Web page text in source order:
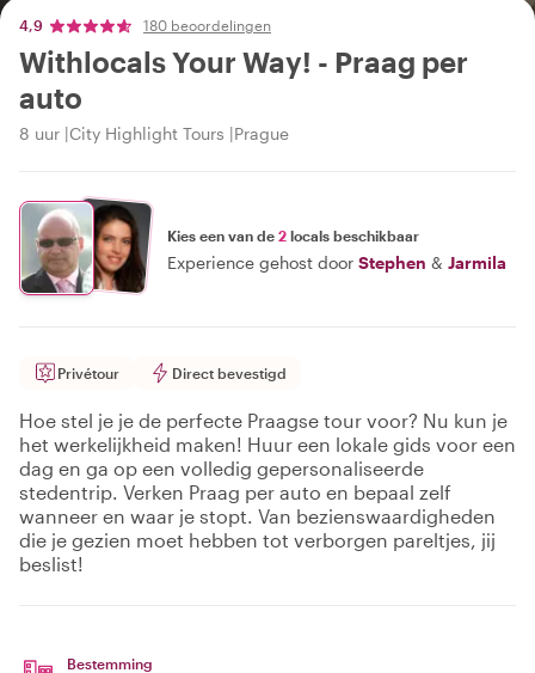
4,9 180 beoordelingen
Withlocals Your Way! - Praag per
auto
8 uur City Highlight Tours Prague
Kies een van de 2 locals beschikbaar
Experience gehost door Stephen & Jarmila
Privétour Direct bevestigd
Hoe stel je je de perfecte Praagse tour voor? Nu kun je
het werkelijkheid maken! Huur een lokale gids voor een
dag en ga op een volledig gepersonaliseerde
stedentrip. Verken Praag per auto en bepaal zelf
wanneer en waar je stopt. Van bezienswaardigheden
die je gezien moet hebben tot verborgen pareltjes, jij
beslist!
Bestemming